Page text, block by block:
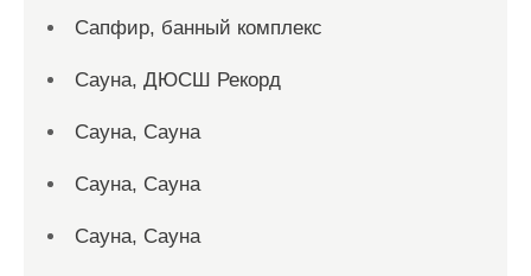
Сапфир, банный комплекс
Сауна, ДЮСШ Рекорд
Сауна, Сауна
Сауна, Сауна
Сауна, Сауна